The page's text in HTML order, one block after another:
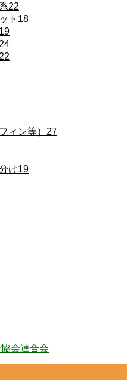
22
ト 18
19
ィン等） 27
け19
会連合会